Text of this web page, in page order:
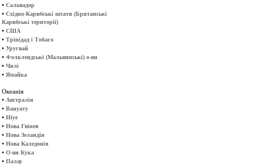
• Сальвадор
• Східно-Карибські штати (Британські
Карибські території)
• США
• Трінідад і Тобаго
• Уругвай
• Фолклендські (Мальвинські) о-ви
• Чилі
• Ямайка
Океанія
• Австралія
• Вануату
• Ніуе
• Нова Гвінея
• Нова Зеландія
• Нова Каледонія
• О-ви Кука
• Палау